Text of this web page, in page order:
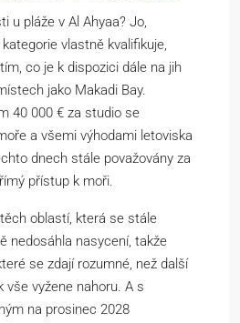
u pláže v Al Ahyaa? Jo,
vlastně kvalifikuje,
co je k dispozici dále na jih
jako Makadi Bay.
40 000 € za studio se
a všemi výhodami letoviska
dnech stále považovány za
přístup k moři.
oblastí, která se stále
nedosáhla nasycení, takže
se zdají rozumné, než další
vše vyžene nahoru. A s
na prosinec 2028